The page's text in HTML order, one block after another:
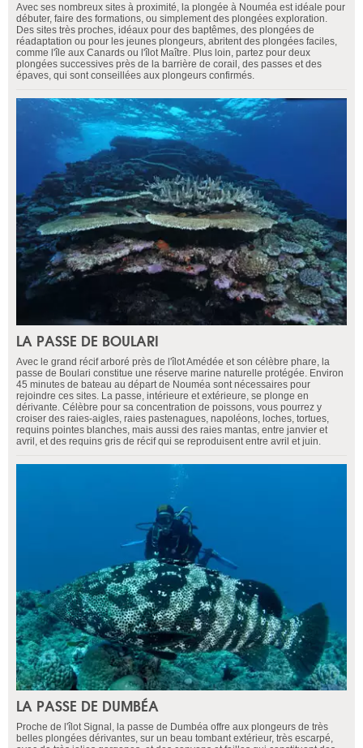
Avec ses nombreux sites à proximité, la plongée à Nouméa est idéale pour
débuter, faire des formations, ou simplement des plongées exploration.
Des sites très proches, idéaux pour des baptêmes, des plongées de
réadaptation ou pour les jeunes plongeurs, abritent des plongées faciles,
comme l'île aux Canards ou l'îlot Maître. Plus loin, partez pour deux
plongées successives près de la barrière de corail, des passes et des
épaves, qui sont conseillées aux plongeurs confirmés.
LA PASSE DE BOULARI
Avec le grand récif arboré près de l'îlot Amédée et son célèbre phare, la
passe de Boulari constitue une réserve marine naturelle protégée. Environ
45 minutes de bateau au départ de Nouméa sont nécessaires pour
rejoindre ces sites. La passe, intérieure et extérieure, se plonge en
dérivante. Célèbre pour sa concentration de poissons, vous pourrez y
croiser des raies-aigles, raies pastenagues, napoléons, loches, tortues,
requins pointes blanches, mais aussi des raies mantas, entre janvier et
avril, et des requins gris de récif qui se reproduisent entre avril et juin.
LA PASSE DE DUMBÉA
Proche de l'îlot Signal, la passe de Dumbéa offre aux plongeurs de très
belles plongées dérivantes, sur un beau tombant extérieur, très escarpé,